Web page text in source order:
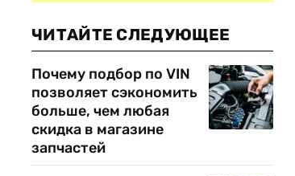
ЧИТАЙТЕ СЛЕДУЮЩЕЕ
Почему подбор по VIN
позволяет сэкономить
больше, чем любая
скидка в магазине
запчастей